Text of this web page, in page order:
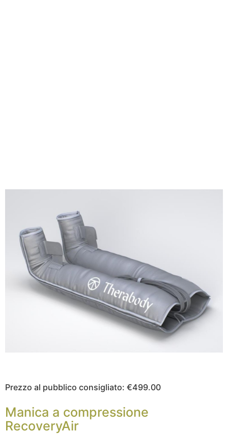
Prezzo al pubblico consigliato: €499.00
Manica a compressione
RecoveryAir